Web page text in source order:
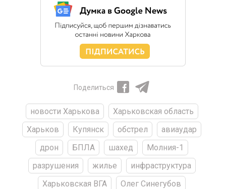
Поделиться
новости Харькова
Харьковская область
Харьков
Купянск обстрел
авиаудар
дрон
БПЛА шахед
Молния-1
разрушения
жилье
инфраструктура
Харьковская ВГА
Олег Синегубов